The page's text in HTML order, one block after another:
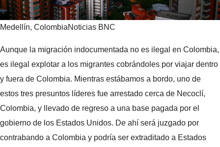
Medellín, ColombiaNoticias BNC
Aunque la migración indocumentada no es ilegal en Colombia,
es ilegal explotar a los migrantes cobrándoles por viajar dentro
y fuera de Colombia. Mientras estábamos a bordo, uno de
estos tres presuntos líderes fue arrestado cerca de Necoclí,
Colombia, y llevado de regreso a una base pagada por el
gobierno de los Estados Unidos. De ahí será juzgado por
contrabando a Colombia y podría ser extraditado a Estados